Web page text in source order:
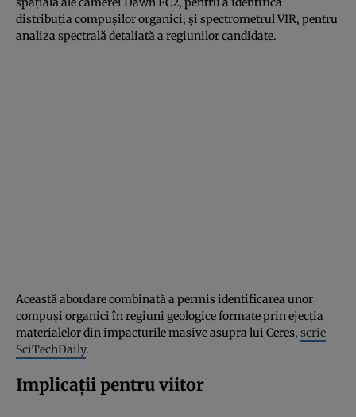
distribuția compușilor organici; și spectrometrul VIR, pentru
analiza spectrală detaliată a regiunilor candidate.
Această abordare combinată a permis identificarea unor
compuși organici în regiuni geologice formate prin ejecția
materialelor din impacturile masive asupra lui Ceres, scrie
SciTechDaily.
Implicații pentru viitor